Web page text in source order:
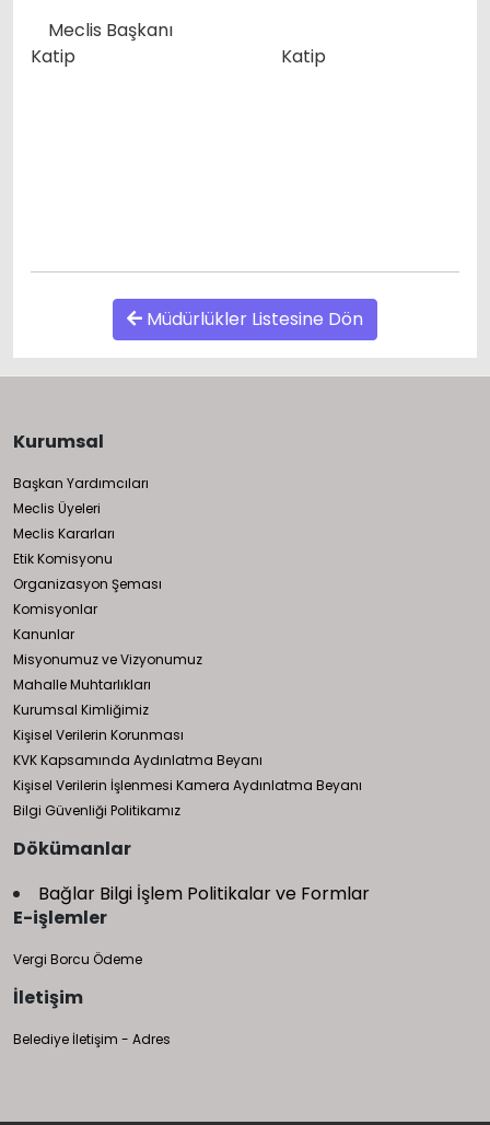
Meclis Başkanı
Katip Katip
Müdürlükler Listesine Dön
Kurumsal
Başkan Yardımcıları
Meclis Üyeleri
Meclis Kararları
Etik Komisyonu
Organizasyon Şeması
Komisyonlar
Kanunlar
Misyonumuz ve Vizyonumuz
Mahalle Muhtarlıkları
Kurumsal Kimliğimiz
Kişisel Verilerin Korunması
KVK Kapsamında Aydınlatma Beyanı
Kişisel Verilerin İşlenmesi Kamera Aydınlatma Beyanı
Bilgi Güvenliği Politikamız
Dökümanlar
Bağlar Bilgi İşlem Politikalar ve Formlar
E-işlemler
Vergi Borcu Ödeme
İletişim
Belediye İletişim - Adres